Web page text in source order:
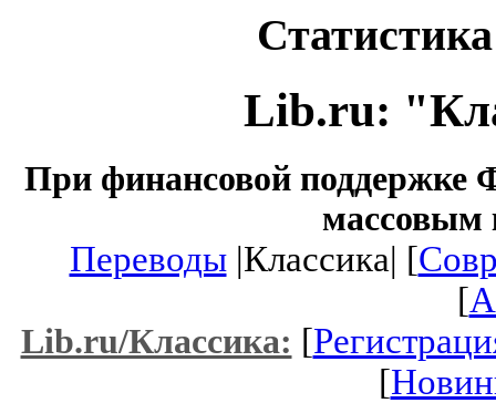
Lib.ru:
При финансовой поддержке
массовым
Переводы|Классика| [
[
Lib.ru/Классика: [
[